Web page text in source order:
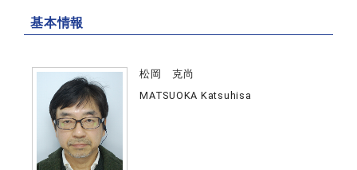
基本情報
松岡 克尚
MATSUOKA Katsuhisa